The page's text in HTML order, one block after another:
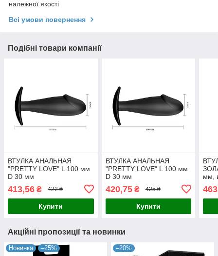
належної якості
Всі умови повернення
Подібні товари компанії
ВТУЛКА АНАЛЬНАЯ
"PRETTY LOVE" L 100 мм
D 30 мм
413,56 ₴ 422 ₴
Купити
ВТУЛКА АНАЛЬНАЯ
"PRETTY LOVE" L 100 мм
D 30 мм
420,75₴ 425 ₴
Купити
мм,
Акційні пропозиції та новинки
Новинка –25% –20%